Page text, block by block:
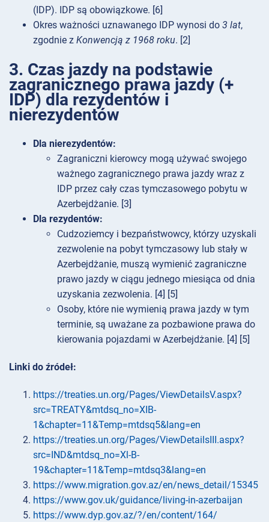
(IDP). IDP są obowiązkowe. [6]
Okres ważności uznawanego IDP wynosi do 3 lat,
zgodnie z Konwencją z 1968 roku. [2]
3. Czas jazdy na podstawie
zagranicznego prawa jazdy (+
IDP) dla rezydentów i
nierezydentów
Dla nierezydentów:
Zagraniczni kierowcy mogą używać swojego
ważnego zagranicznego prawa jazdy wraz z
IDP przez cały czas tymczasowego pobytu w
Azerbejdżanie. [3]
Dla rezydentów:
Cudzoziemcy i bezpaństwowcy, którzy uzyskali
zezwolenie na pobyt tymczasowy lub stały w
Azerbejdżanie, muszą wymienić zagraniczne
prawo jazdy w ciągu jednego miesiąca od dnia
uzyskania zezwolenia. [4] [5]
Osoby, które nie wymienią prawa jazdy w tym
terminie, są uważane za pozbawione prawa do
kierowania pojazdami w Azerbejdżanie. [4] [5]
Linki do źródeł:
https://treaties.un.org/Pages/ViewDetailsV.aspx?
src=TREATY&mtdsq_no=XIB-
1&chapter=11&Temp=mtdsq5&lang=en
https://treaties.un.org/Pages/ViewDetailsIII.aspx?
src=IND&mtdsq_no=Xl-B-
19&chapter=11&Temp=mtdsq3&lang=en
https://www.migration.gov.az/en/news_detail/15345
https://www.gov.uk/guidance/living-in-azerbaijan
https://www.dyp.gov.az/?/en/content/164/